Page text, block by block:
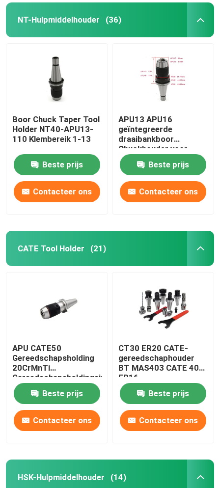
NT-Hulpmiddelhouder (36)
Boor Chuck Taper Tool
Holder NT40-APU13-
110 Klembereik 1-13
Beste prijs
Contacteer ons
APU13 APU16
geïntegreerde
draaibankboor
Chuckhouder voor
bewerkingscentrum
Beste prijs
Contacteer ons
CATE Tool Holder (21)
APU CATE50
Gereedschapsholding
20CrMnTi
Gereedschapsholdingsinrichtingen
In CNC-machines
Beste prijs
Contacteer ons
CT30 ER20 CATE-
gereedschaphouder
BT MAS403 CATE 40
ER16
Gereedschaphouder
Beste prijs
Contacteer ons
HSK-Hulpmiddelhouder (14)